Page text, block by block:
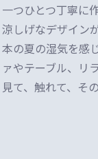
一つひとつ丁寧に
涼しげなデザイン
本の夏の湿気を感
ァやテーブル、リ
見て、触れて、そ